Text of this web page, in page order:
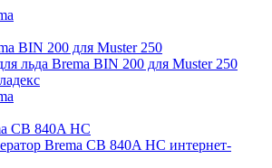
BIN 200 для Muster 250
CB 840A HC